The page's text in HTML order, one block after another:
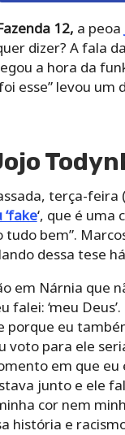
12, a peoa
dizer? A fala
a hora da
esse” levou um
terça-feira
‘fake‘, que é
tudo bem”.
dessa tese
em Nárnia que
falei: ‘meu
porque eu
para ele
em que
junto e ele
cor nem
história e